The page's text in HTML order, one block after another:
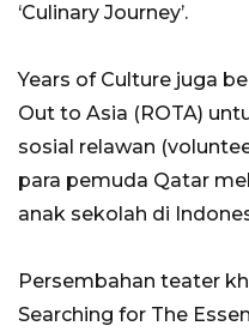
‘Culinary Journey’.
Years of Culture juga
Out to Asia (ROTA)
sosial relawan
para pemuda Qatar
anak sekolah di
Persembahan teater
Searching for The